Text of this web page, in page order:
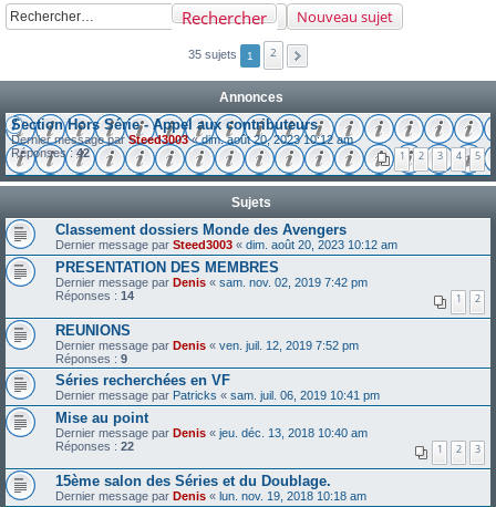
Nouveau sujet
Rechercher
35 sujets 1 2
Annonces
Section Hors Série - Appel aux contributeurs
Dernier message parSteed3003«dim. août 20, 2023 10:12 am
Réponses :42 1 2 3 4 5
Sujets
Classement dossiers Monde des Avengers
Dernier message par Steed3003 « dim. août 20, 2023 10:12 am
PRESENTATION DES MEMBRES
Dernier message par Denis « sam. nov. 02, 2019 7:42 pm
Réponses : 14 1 2
REUNIONS
Dernier message par Denis « ven. juil. 12, 2019 7:52 pm
Réponses : 9
Séries recherchées en VF
Dernier message par Patricks « sam. juil. 06, 2019 10:41 pm
Mise au point
Dernier message par Denis « jeu. déc. 13, 2018 10:40 am
Réponses : 22 1 2 3
15ème salon des Séries et du Doublage.
Dernier message par Denis « lun. nov. 19, 2018 10:18 am